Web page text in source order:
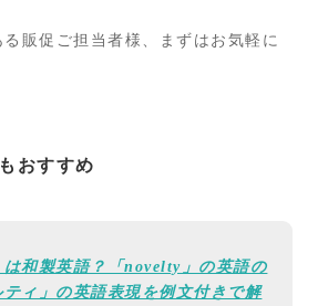
販促ご担当者様、まずはお気軽に
おすすめ
は和製英語？「novelty」の英語の
ィ」の英語表現を例文付きで解